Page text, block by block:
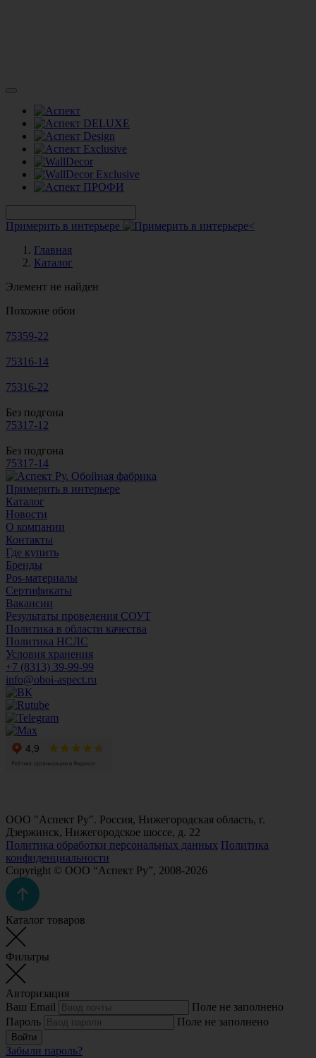
Примерить в интерьере
Главная
Каталог
Элемент не найден
Похожие обои
75359-22
75316-14
75316-22
Без подгона
75317-12
Без подгона
75317-14
Примерить в интерьере
Каталог
Новости
О компании
Контакты
Где купить
Бренды
Pos-материалы
Сертификаты
Вакансии
Результаты проведения СОУТ
Политика в области качества
Политика НСЛС
Условия хранения
+7 (8313) 39-99-99
info@oboi-aspect.ru
ООО "Аспект Ру". Россия, Нижегородская область, г.
Дзержинск, Нижегородское шоссе, д. 22
Политика обработки персональных данных Политика
конфиденциальности
Copyright © ООО “Аспект Ру”, 2008-2026
Каталог товаров
Фильтры
Авторизация
Ваш Email
Поле не заполнено
Пароль
Поле не заполнено
Войти
Забыли пароль?